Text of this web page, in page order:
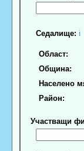
Седалище: ℹ
Област:
Община:
Населено
Район:
Участващи